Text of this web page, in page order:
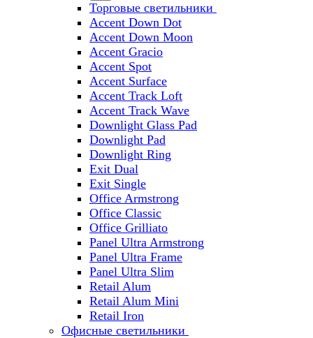
Торговые светильники
Accent Down Dot
Accent Down Moon
Accent Gracio
Accent Spot
Accent Surface
Accent Track Loft
Accent Track Wave
Downlight Glass Pad
Downlight Pad
Downlight Ring
Exit Dual
Exit Single
Office Armstrong
Office Classic
Office Grilliato
Panel Ultra Armstrong
Panel Ultra Frame
Panel Ultra Slim
Retail Alum
Retail Alum Mini
Retail Iron
Офисные светильники